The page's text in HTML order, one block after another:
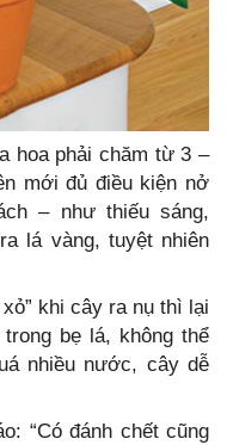
hoa phải chăm từ 3 –
mới đủ điều kiện nở
– như thiếu sáng,
lá vàng, tuyệt nhiên
khi cây ra nụ thì lại
bẹ lá, không thể
nhiều nước, cây dễ
“Có đánh chết cũng